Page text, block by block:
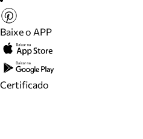
Baixe o APP
Certificado